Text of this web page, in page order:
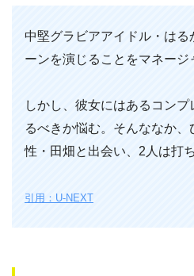
中堅グラビアアイドル・は
ーンを演じることをマネージ
しかし、彼女にはあるコン
るべきか悩む。そんななか
性・田畑と出会い、2人は打
引用：U-NEXT